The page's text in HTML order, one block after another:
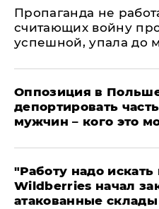
​Пропаганда не
считающих войну
успешной, упала до
Оппозиция в
депортировать
мужчин – кого это
"Работу надо
Wildberries начал
атакованные склады